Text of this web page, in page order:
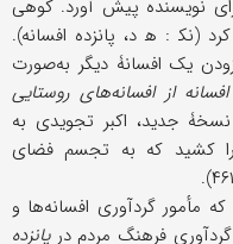
نویسنده پیش آورد. کوهی
کرد (نک‍ : ه‍ د، پانزده افسانه).
افزودن یک افسانۀ دیگر به‌صورت
افسانه از افسانه‌های روستایی
نسخۀ جدید، اکبر تجویدی به
را کشید که به تجسم فضای
گردآوری افسانه‌ها و
فرهنگ مردم درپانزده